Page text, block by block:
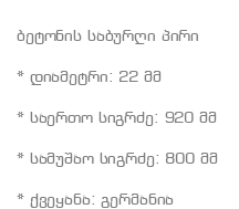
ბეტონის საბურღი პირი
* დიამეტრი: 22 მმ
* საერთო სიგრძე: 920 მმ
* სამუშაო სიგრძე: 800 მმ
* ქვეყანა: გერმანია